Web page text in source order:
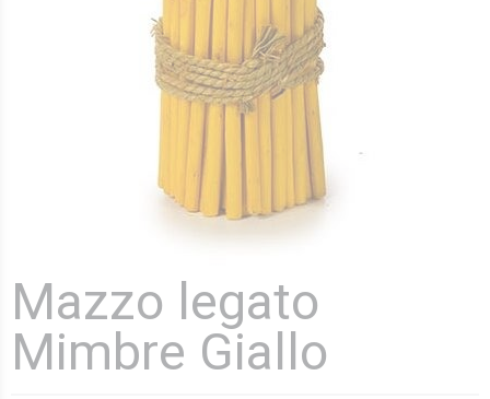
Mazzo legato
Mimbre Giallo